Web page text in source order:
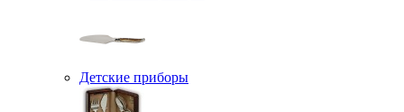
Детские приборы